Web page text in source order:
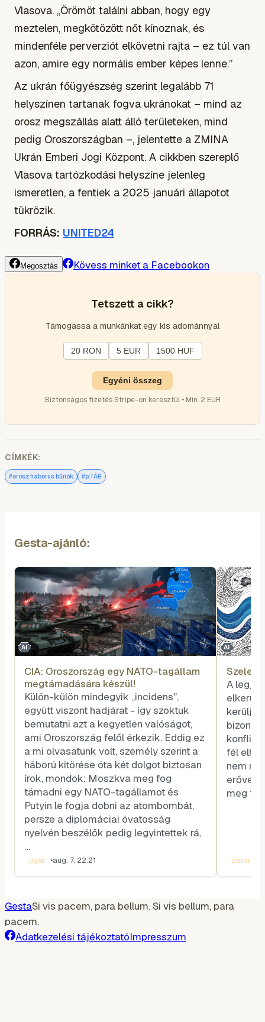
Vlasova. „Örömöt találni abban, hogy egy
meztelen, megkötözött nőt kínoznak, és
mindenféle perverziót elkövetni rajta – ez túl van
azon, amire egy normális ember képes lenne.”
Az ukrán főügyészség szerint legalább 71
helyszínen tartanak fogva ukránokat – mind az
orosz megszállás alatt álló területeken, mind
pedig Oroszországban –, jelentette a ZMINA
Ukrán Emberi Jogi Központ. A cikkben szereplő
Vlasova tartózkodási helyszíne jelenleg
ismeretlen, a fentiek a 2025 januári állapotot
tükrözik.
FORRÁS: UNITED24
Megosztás Kövess minket a Facebookon
Tetszett a cikk?
Támogassa a munkánkat egy kis adománnyal
20 RON 5 EUR 1500 HUF
Egyéni összeg
Biztonságos fizetés Stripe-on keresztül • Min. 2 EUR
CÍMKÉK:
#orosz háborús bűnök #p:TÁR
Gesta-ajánló:
AI
CIA: Oroszország egy NATO-tagállam
megtámadására készül!
Külön-külön mindegyik „incidens",
együtt viszont hadjárat - így szoktuk
bemutatni azt a kegyetlen valóságot,
ami Oroszország felől érkezik. Eddig ez
a mi olvasatunk volt, személy szerint a
háború kitörése óta két dolgot biztosan
írok, mondok: Moszkva meg fog
támadni egy NATO-tagállamot és
Putyin le fogja dobni az atombombát,
persze a diplomáciai óvatosság
nyelvén beszélők pedig legyintettek rá,
…
ugar •aug. 7. 22:21
AI
Szele
A
fél
nem
erővel,
meg
zona
GestaSi vis pacem, para bellum. Si vis bellum, para
pacem.
Adatkezelési tájékoztatóImpresszum